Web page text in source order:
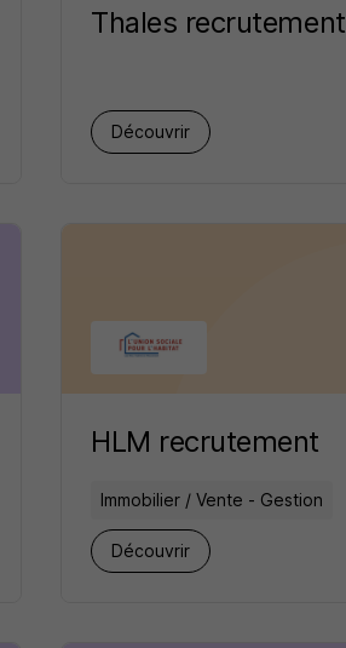
Thales recrutement
Découvrir
HLM recrutement
Immobilier / Vente - Gestion
Découvrir